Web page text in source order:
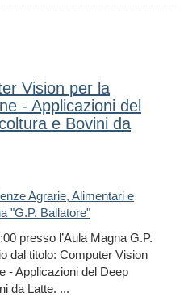
Vision per la
- Applicazioni del
e Bovini da
Agrarie, Alimentari e
"G.P. Ballatore"
presso l’Aula Magna G.P.
dal titolo: Computer Vision
- Applicazioni del Deep
da Latte. ...